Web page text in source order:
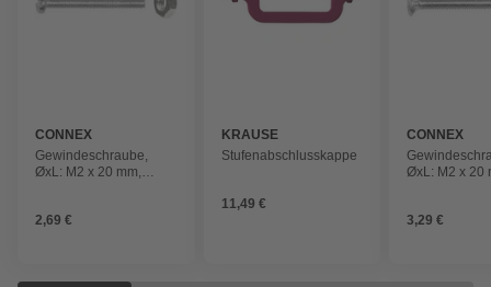
CONNEX
Gewindeschraube,
ØxL: M2 x 20 mm,
2,69 €
KRAUSE
Stufenabschlusskappe
11,49 €
CONNEX
ØxL: M2 x 20
3,29 €